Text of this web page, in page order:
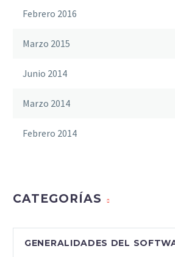
Febrero 2016
Marzo 2015
Junio 2014
Marzo 2014
Febrero 2014
CATEGORÍAS
GENERALIDADES DEL